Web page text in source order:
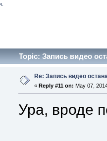
Topic: Запись видео
Re: Запись видео
« Reply #11 on: May 07,
Ура, вроде